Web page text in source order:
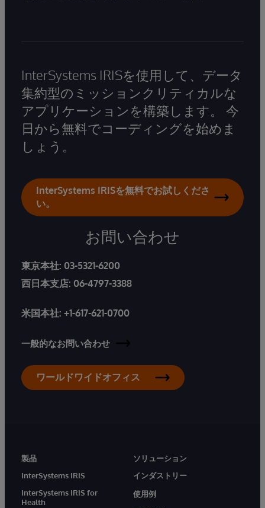
InterSystems IRISを使用して、データ
集約型のミッションクリティカルな
アプリケーションを構築します。 今
日から無料でコーディングを始めま
しょう。
InterSystems IRISを無料でお試しくださ
い。
お問い合わせ
東京本社: 03-5321-6200
西日本支店: 06-4797-3388
米国本社: +1-617-621-0700
一般的なお問い合わせ
ワールドワイドオフィス
製品
InterSystems IRIS
InterSystems IRIS for
Health
ソリューション
インダストリー
使用例